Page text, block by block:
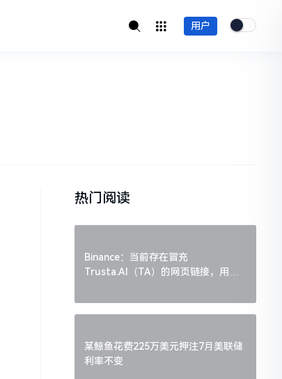
用户
热门阅读
Binance：当前存在冒充
Trusta.AI（TA）的网页链接，用户
某鲸鱼花费225万美元押注7月美联储
利率不变